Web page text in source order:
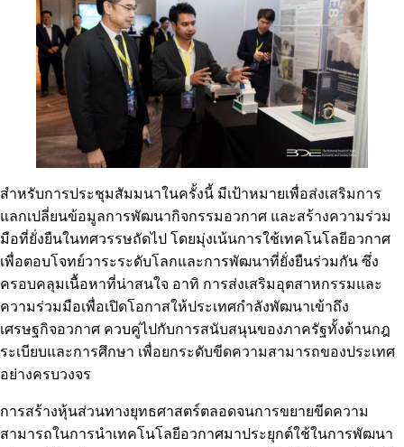
สำหรับการประชุมสัมมนาในครั้งนี้ มีเป้าหมายเพื่อส่งเสริมการ
แลกเปลี่ยนข้อมูลการพัฒนากิจกรรมอวกาศ และสร้างความร่วม
มือที่ยั่งยืนในทศวรรษถัดไป โดยมุ่งเน้นการใช้เทคโนโลยีอวกาศ
เพื่อตอบโจทย์วาระระดับโลกและการพัฒนาที่ยั่งยืนร่วมกัน ซึ่ง
ครอบคลุมเนื้อหาที่น่าสนใจ อาทิ การส่งเสริมอุตสาหกรรมและ
ความร่วมมือเพื่อเปิดโอกาสให้ประเทศกำลังพัฒนาเข้าถึง
เศรษฐกิจอวกาศ ควบคู่ไปกับการสนับสนุนของภาครัฐทั้งด้านกฎ
ระเบียบและการศึกษา เพื่อยกระดับขีดความสามารถของประเทศ
อย่างครบวงจร
การสร้างหุ้นส่วนทางยุทธศาสตร์ตลอดจนการขยายขีดความ
สามารถในการนำเทคโนโลยีอวกาศมาประยุกต์ใช้ในการพัฒนา